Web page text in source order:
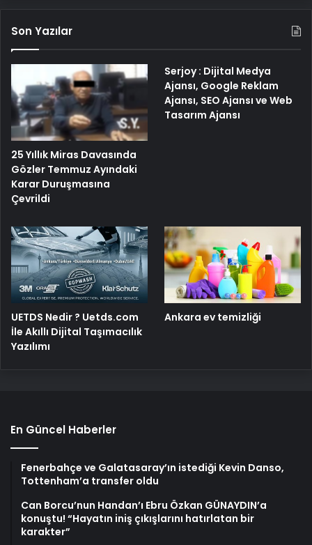
Son Yazılar
25 Yıllık Miras Davasında
Gözler Temmuz Ayındaki
Karar Duruşmasına
Çevrildi
Serjoy : Dijital Medya
Ajansı, Google Reklam
Ajansı, SEO Ajansı ve Web
Tasarım Ajansı
UETDS Nedir ? Uetds.com
İle Akıllı Dijital Taşımacılık
Yazılımı
Ankara ev temizliği
En Güncel Haberler
Fenerbahçe ve Galatasaray’ın istediği Kevin Danso,
Tottenham’a transfer oldu
Can Borcu’nun Handan’ı Ebru Özkan GÜNAYDIN’a
konuştu! “Hayatın iniş çıkışlarını hatırlatan bir
karakter”